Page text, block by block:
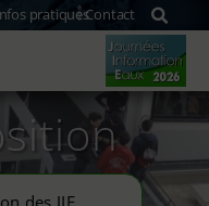
pratiquesContact
des JIE